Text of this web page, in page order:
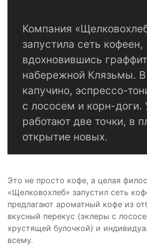
Компания
запустила сеть кофеен,
вдохновившись
набережной Клязьмы.
капучино, эспрессо-
с лососем и корн-доги.
работают две точки, в
открытие новых.
Это не просто кофе, а целая
«Щелковохлеб» запустил сеть
предлагают ароматный кофе из
вкусный перекус (эклеры с
хрустящей булочкой) и
всему.